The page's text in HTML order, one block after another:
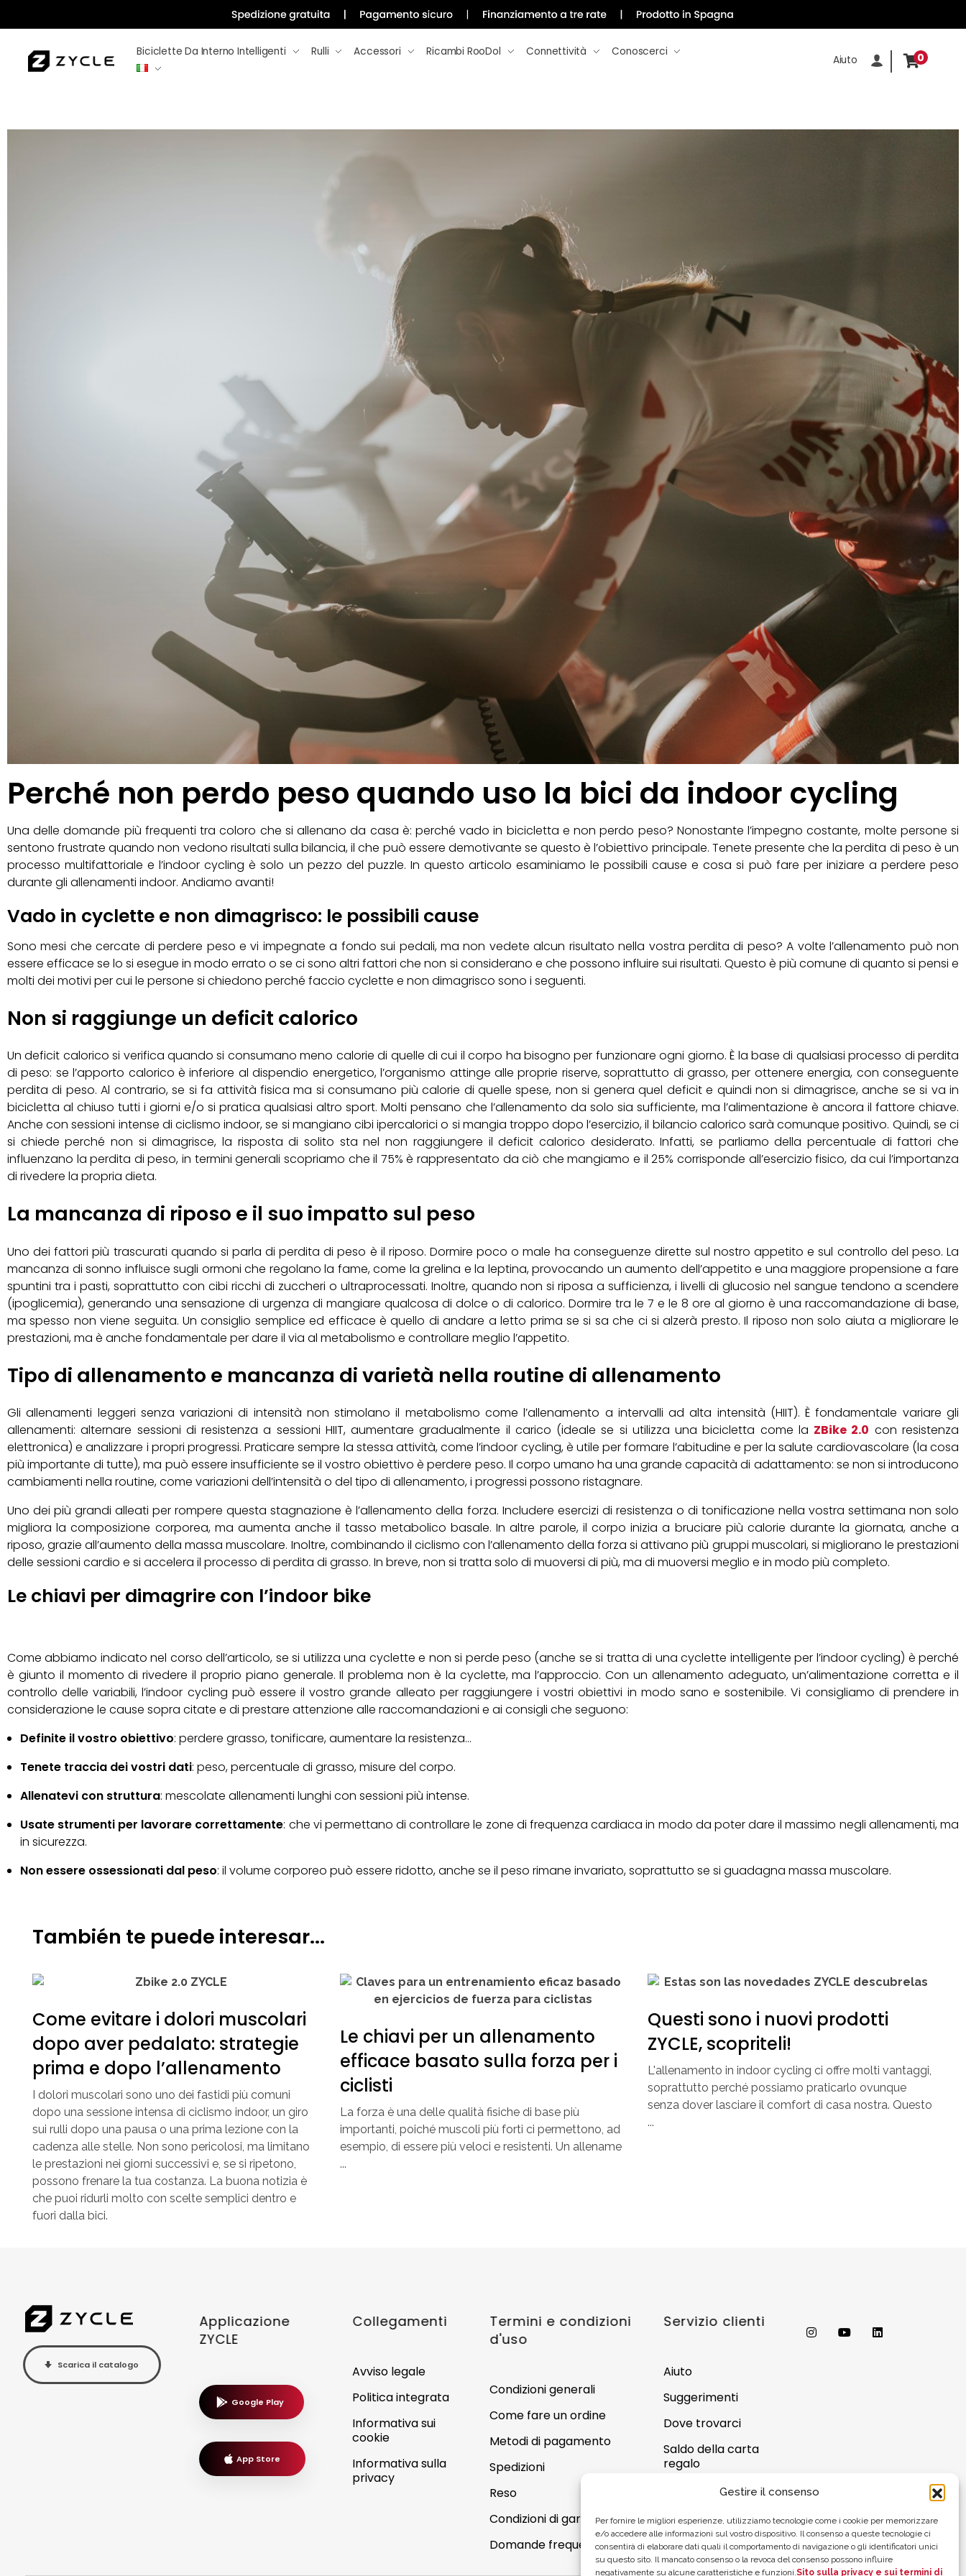
Gestire il consenso
Per fornire le migliori esperienze, utilizziamo tecnologie come i cookie per memorizzare
e/o accedere alle informazioni sul vostro dispositivo. Il consenso a queste tecnologie ci
consentirà di elaborare dati quali il comportamento di navigazione o gli identificatori unici
su questo sito. Il mancato consenso o la revoca del consenso possono influire
negativamente su alcune caratteristiche e funzioni.Sito sulla privacy e sui termini di
Biciclette Da Interno Intelligenti Rulli Accessori Ricambi RooDol Connettività Conoscerci
Aiuto 0
Perché non perdo peso quando uso la bici da indoor cycling
Una delle domande più frequenti tra coloro che si allenano da casa è: perché vado in bicicletta e non perdo peso? Nonostante l’impegno costante, molte persone si
sentono frustrate quando non vedono risultati sulla bilancia, il che può essere demotivante se questo è l’obiettivo principale. Tenete presente che la perdita di peso è un
processo multifattoriale e l’indoor cycling è solo un pezzo del puzzle. In questo articolo esaminiamo le possibili cause e cosa si può fare per iniziare a perdere peso
durante gli allenamenti indoor. Andiamo avanti!
Vado in cyclette e non dimagrisco: le possibili cause
Sono mesi che cercate di perdere peso e vi impegnate a fondo sui pedali, ma non vedete alcun risultato nella vostra perdita di peso? A volte l’allenamento può non
essere efficace se lo si esegue in modo errato o se ci sono altri fattori che non si considerano e che possono influire sui risultati. Questo è più comune di quanto si pensi e
molti dei motivi per cui le persone si chiedono perché faccio cyclette e non dimagrisco sono i seguenti.
Non si raggiunge un deficit calorico
Un deficit calorico si verifica quando si consumano meno calorie di quelle di cui il corpo ha bisogno per funzionare ogni giorno. È la base di qualsiasi processo di perdita
di peso: se l’apporto calorico è inferiore al dispendio energetico, l’organismo attinge alle proprie riserve, soprattutto di grasso, per ottenere energia, con conseguente
perdita di peso. Al contrario, se si fa attività fisica ma si consumano più calorie di quelle spese, non si genera quel deficit e quindi non si dimagrisce, anche se si va in
bicicletta al chiuso tutti i giorni e/o si pratica qualsiasi altro sport. Molti pensano che l’allenamento da solo sia sufficiente, ma l’alimentazione è ancora il fattore chiave.
Anche con sessioni intense di ciclismo indoor, se si mangiano cibi ipercalorici o si mangia troppo dopo l’esercizio, il bilancio calorico sarà comunque positivo. Quindi, se ci
si chiede perché non si dimagrisce, la risposta di solito sta nel non raggiungere il deficit calorico desiderato. Infatti, se parliamo della percentuale di fattori che
influenzano la perdita di peso, in termini generali scopriamo che il 75% è rappresentato da ciò che mangiamo e il 25% corrisponde all’esercizio fisico, da cui l’importanza
di rivedere la propria dieta.
La mancanza di riposo e il suo impatto sul peso
Uno dei fattori più trascurati quando si parla di perdita di peso è il riposo. Dormire poco o male ha conseguenze dirette sul nostro appetito e sul controllo del peso. La
mancanza di sonno influisce sugli ormoni che regolano la fame, come la grelina e la leptina, provocando un aumento dell’appetito e una maggiore propensione a fare
spuntini tra i pasti, soprattutto con cibi ricchi di zuccheri o ultraprocessati. Inoltre, quando non si riposa a sufficienza, i livelli di glucosio nel sangue tendono a scendere
(ipoglicemia), generando una sensazione di urgenza di mangiare qualcosa di dolce o di calorico. Dormire tra le 7 e le 8 ore al giorno è una raccomandazione di base,
ma spesso non viene seguita. Un consiglio semplice ed efficace è quello di andare a letto prima se si sa che ci si alzerà presto. Il riposo non solo aiuta a migliorare le
prestazioni, ma è anche fondamentale per dare il via al metabolismo e controllare meglio l’appetito.
Tipo di allenamento e mancanza di varietà nella routine di allenamento
Gli allenamenti leggeri senza variazioni di intensità non stimolano il metabolismo come l’allenamento a intervalli ad alta intensità (HIIT). È fondamentale variare gli
allenamenti: alternare sessioni di resistenza a sessioni HIIT, aumentare gradualmente il carico (ideale se si utilizza una bicicletta come la ZBike 2.0 con resistenza
elettronica) e analizzare i propri progressi. Praticare sempre la stessa attività, come l’indoor cycling, è utile per formare l’abitudine e per la salute cardiovascolare (la cosa
più importante di tutte), ma può essere insufficiente se il vostro obiettivo è perdere peso. Il corpo umano ha una grande capacità di adattamento: se non si introducono
cambiamenti nella routine, come variazioni dell’intensità o del tipo di allenamento, i progressi possono ristagnare.
Uno dei più grandi alleati per rompere questa stagnazione è l’allenamento della forza. Includere esercizi di resistenza o di tonificazione nella vostra settimana non solo
migliora la composizione corporea, ma aumenta anche il tasso metabolico basale. In altre parole, il corpo inizia a bruciare più calorie durante la giornata, anche a
riposo, grazie all’aumento della massa muscolare. Inoltre, combinando il ciclismo con l’allenamento della forza si attivano più gruppi muscolari, si migliorano le prestazioni
delle sessioni cardio e si accelera il processo di perdita di grasso. In breve, non si tratta solo di muoversi di più, ma di muoversi meglio e in modo più completo.
Le chiavi per dimagrire con l’indoor bike
Come abbiamo indicato nel corso dell’articolo, se si utilizza una cyclette e non si perde peso (anche se si tratta di una cyclette intelligente per l’indoor cycling) è perché
è giunto il momento di rivedere il proprio piano generale. Il problema non è la cyclette, ma l’approccio. Con un allenamento adeguato, un’alimentazione corretta e il
controllo delle variabili, l’indoor cycling può essere il vostro grande alleato per raggiungere i vostri obiettivi in modo sano e sostenibile. Vi consigliamo di prendere in
considerazione le cause sopra citate e di prestare attenzione alle raccomandazioni e ai consigli che seguono:
Definite il vostro obiettivo: perdere grasso, tonificare, aumentare la resistenza…
Tenete traccia dei vostri dati: peso, percentuale di grasso, misure del corpo.
Allenatevi con struttura: mescolate allenamenti lunghi con sessioni più intense.
Usate strumenti per lavorare correttamente: che vi permettano di controllare le zone di frequenza cardiaca in modo da poter dare il massimo negli allenamenti, ma
in sicurezza.
Non essere ossessionati dal peso: il volume corporeo può essere ridotto, anche se il peso rimane invariato, soprattutto se si guadagna massa muscolare.
También te puede interesar...
Come evitare i dolori muscolari
dopo aver pedalato: strategie
prima e dopo l’allenamento
I dolori muscolari sono uno dei fastidi più comuni
dopo una sessione intensa di ciclismo indoor, un giro
sui rulli dopo una pausa o una prima lezione con la
cadenza alle stelle. Non sono pericolosi, ma limitano
le prestazioni nei giorni successivi e, se si ripetono,
possono frenare la tua costanza. La buona notizia è
che puoi ridurli molto con scelte semplici dentro e
fuori dalla bici.
Le chiavi per un allenamento
efficace basato sulla forza per i
ciclisti
La forza è una delle qualità fisiche di base più
importanti, poiché muscoli più forti ci permettono, ad
esempio, di essere più veloci e resistenti. Un allename
...
Questi sono i nuovi prodotti
ZYCLE, scopriteli!
L'allenamento in indoor cycling ci offre molti vantaggi,
soprattutto perché possiamo praticarlo ovunque
senza dover lasciare il comfort di casa nostra. Questo
...
Scarica il catalogo
Applicazione
ZYCLE
Google Play
App Store
Collegamenti
Avviso legale
Politica integrata
Informativa sui
cookie
Informativa sulla
privacy
Termini e condizioni
d'uso
Condizioni generali
Come fare un ordine
Metodi di pagamento
Spedizioni
Reso
Condizioni di garanzia
Domande frequenti
Servizio clienti
Aiuto
Suggerimenti
Dove trovarci
Saldo della carta
regalo